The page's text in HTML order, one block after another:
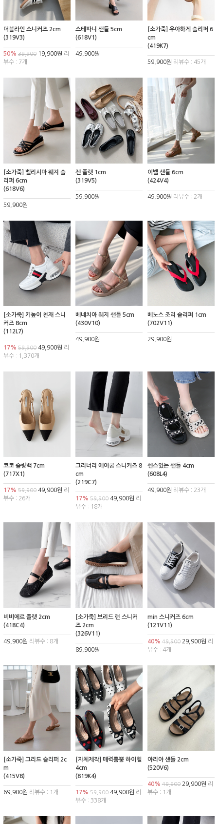
더블라인 스니커즈 2cm
(319V3)
50% 39,900 19,900원 리
뷰수 : 7개
스테파니 샌들 5cm
(618V1)
49,900원
[소가죽] 우아하게 슬리퍼 6
cm
(419K7)
59,900원 리뷰수 : 45개
[소가죽] 벨리시마 웨지 슬
리퍼 6cm
(618V6)
59,900원
젠 플랫 1cm
(319V5)
59,900원
이벨 샌들 6cm
(424V4)
49,900원 리뷰수 : 2개
[소가죽] 키높이 천재 스니
커즈 8cm
(112L7)
17% 59,900 49,900원 리
뷰수 : 1,370개
베네치아 웨지 샌들 5cm
(430V10)
49,900원
베노스 조리 슬리퍼 1cm
(702V11)
29,900원
코코 슬링백 7cm
(717X1)
17% 59,900 49,900원 리
뷰수 : 26개
그리너리 에어굽 스니커즈 8
cm
(219C7)
17% 59,90049,900원 리
뷰수 : 18개
센스있는 샌들 4cm
(608L4)
49,900원 리뷰수 : 23개
비비에르 플랫 2cm
(418C4)
49,900원 리뷰수 : 8개
[소가죽] 브리드 런 스니커
즈 2cm
(326V11)
89,900원
min 스니커즈 6cm
(121V11)
40% 49,90029,900원 리
뷰수 : 4개
[소가죽] 그리드 슬리퍼 2c
m
(415V8)
69,900원 리뷰수 : 1개
[자체제작] 매력뿜뿜 하이힐
4cm
(819K4)
17% 59,90049,900원 리
뷰수 : 338개
아리아 샌들 2cm
(520V6)
40% 49,90029,900원 리
뷰수 : 1개